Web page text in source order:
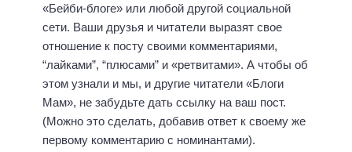
«Бейби-блоге» или любой другой социальной
сети. Ваши друзья и читатели выразят свое
отношение к посту своими комментариями,
“лайками”, “плюсами” и «ретвитами». А чтобы об
этом узнали и мы, и другие читатели «Блоги
Мам», не забудьте дать ссылку на ваш пост.
(Можно это сделать, добавив ответ к своему же
первому комментарию с номинантами).